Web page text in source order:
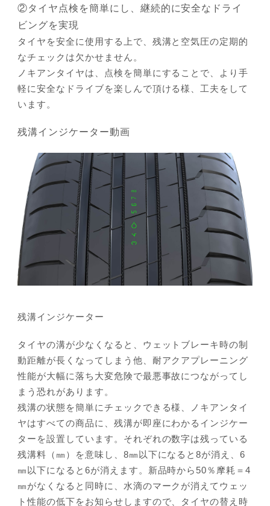
②タイヤ点検を簡単にし、継続的に安全なドライ
ビングを実現
タイヤを安全に使用する上で、残溝と空気圧の定期的
なチェックは欠かせません。
ノキアンタイヤは、点検を簡単にすることで、より手
軽に安全なドライブを楽しんで頂ける様、工夫をして
います。
残溝インジケーター動画
残溝インジケーター
タイヤの溝が少なくなると、ウェットブレーキ時の制
動距離が長くなってしまう他、耐アクアプレーニング
性能が大幅に落ち大変危険で最悪事故につながってし
まう恐れがあります。
残溝の状態を簡単にチェックできる様、ノキアンタイ
ヤはすべての商品に、残溝が即座にわかるインジケー
ターを設置しています。それぞれの数字は残っている
残溝料（㎜）を意味し、8㎜以下になると8が消え、6
㎜以下になると6が消えます。新品時から50％摩耗＝4
㎜がなくなると同時に、水滴のマークが消えてウェッ
ト性能の低下をお知らせしますので、タイヤの替え時